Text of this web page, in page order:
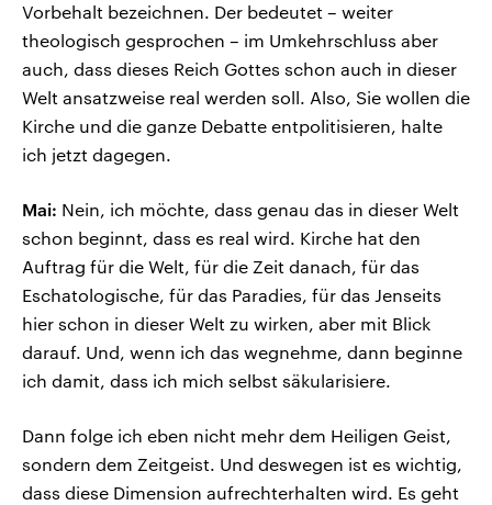
Vorbehalt bezeichnen. Der bedeutet – weiter
theologisch gesprochen – im Umkehrschluss aber
auch, dass dieses Reich Gottes schon auch in dieser
Welt ansatzweise real werden soll. Also, Sie wollen die
Kirche und die ganze Debatte entpolitisieren, halte
ich jetzt dagegen.
Mai: Nein, ich möchte, dass genau das in dieser Welt
schon beginnt, dass es real wird. Kirche hat den
Auftrag für die Welt, für die Zeit danach, für das
Eschatologische, für das Paradies, für das Jenseits
hier schon in dieser Welt zu wirken, aber mit Blick
darauf. Und, wenn ich das wegnehme, dann beginne
ich damit, dass ich mich selbst säkularisiere.
Dann folge ich eben nicht mehr dem Heiligen Geist,
sondern dem Zeitgeist. Und deswegen ist es wichtig,
dass diese Dimension aufrechterhalten wird. Es geht